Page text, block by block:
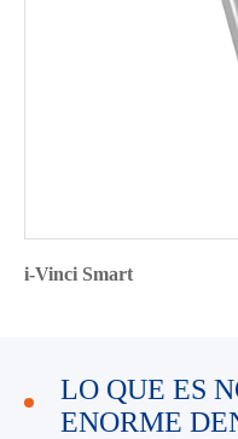
i-Vinci Smart
LO QUE ES
ENORME